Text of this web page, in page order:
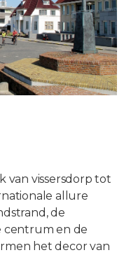
van vissersdorp tot
allure
de
centrum en de
het decor van